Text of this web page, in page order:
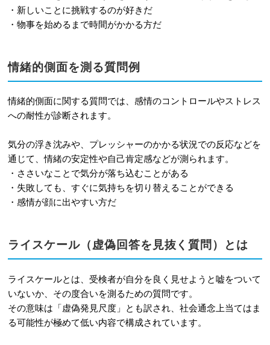
・新しいことに挑戦するのが好きだ
・物事を始めるまで時間がかかる方だ
情緒的側面を測る質問例
情緒的側面に関する質問では、感情のコントロールやストレス
への耐性が診断されます。
気分の浮き沈みや、プレッシャーのかかる状況での反応などを
通じて、情緒の安定性や自己肯定感などが測られます。
・ささいなことで気分が落ち込むことがある
・失敗しても、すぐに気持ちを切り替えることができる
・感情が顔に出やすい方だ
ライスケール（虚偽回答を見抜く質問）とは
ライスケールとは、受検者が自分を良く見せようと嘘をついて
いないか、その度合いを測るための質問です。
その意味は「虚偽発見尺度」とも訳され、社会通念上当てはま
る可能性が極めて低い内容で構成されています。